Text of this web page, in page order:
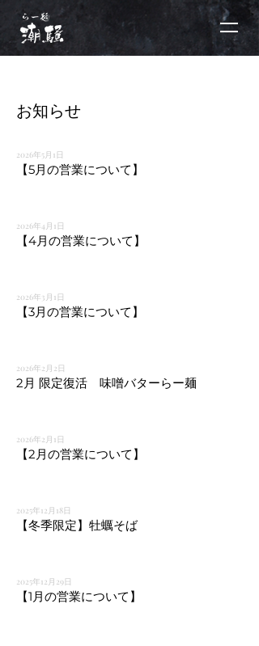
お知らせ
2026年5月1日
【5月の営業について】
2026年4月1日
【4月の営業について】
2026年3月1日
【3月の営業について】
2026年2月2日
2月 限定復活 味噌バターらー麺
2026年2月1日
【2月の営業について】
2025年12月18日
【冬季限定】牡蠣そば
2025年12月29日
【1月の営業について】